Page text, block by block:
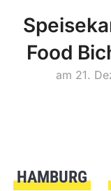
Food
am 21.
HAMBURG